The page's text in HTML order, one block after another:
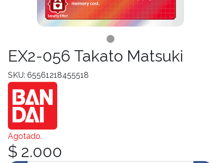
EX2-056 Takato Matsuki
SKU: 65561218455518
Agotado.
$ 2.000